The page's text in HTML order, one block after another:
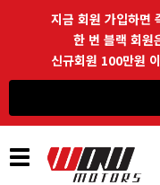
지금 회원 가입하면
한 번 블랙 회원
신규회원 100만원
Toggle
navigation